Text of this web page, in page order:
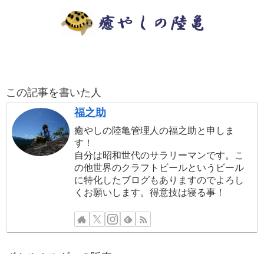
この記事を書いた人
福之助
癒やしの陸亀管理人の福之助と申しま
す！
自分は昭和世代のサラリーマンです。こ
の他世界のクラフトビールというビール
に特化したブログもありますのでよろし
くお願いします。得意技は寝る事！